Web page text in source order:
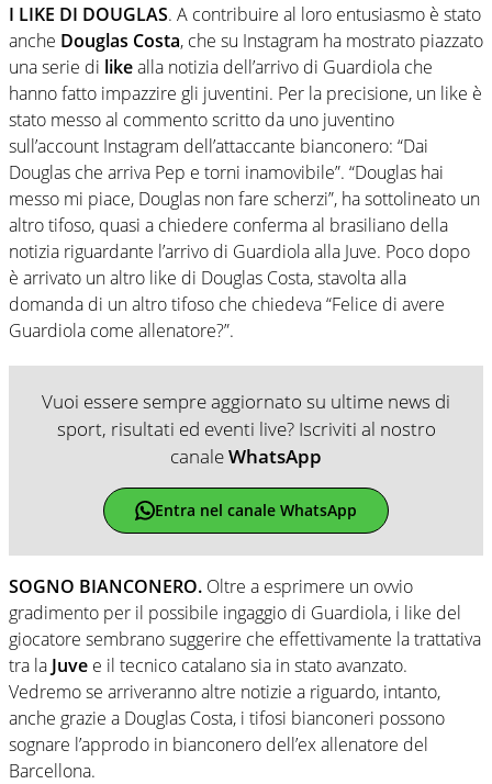
I LIKE DI DOUGLAS. A contribuire al loro entusiasmo è stato
anche Douglas Costa, che su Instagram ha mostrato piazzato
una serie di likealla notizia dell’arrivo di Guardiola che
hanno fatto impazzire gli juventini. Per la precisione, un like è
stato messo al commento scritto da uno juventino
sull’account Instagram dell’attaccante bianconero: “Dai
Douglas che arriva Pep e torni inamovibile”. “Douglas hai
messo mi piace, Douglas non fare scherzi”, ha sottolineato un
altro tifoso, quasi a chiedere conferma al brasiliano della
notizia riguardante l’arrivo di Guardiola alla Juve. Poco dopo
è arrivato un altro like di Douglas Costa, stavolta alla
domanda di un altro tifoso che chiedeva “Felice di avere
Guardiola come allenatore?”.
Vuoi essere sempre aggiornato su ultime news di
sport, risultati ed eventi live? Iscriviti al nostro
canaleWhatsApp
Entra nel canale WhatsApp
SOGNO BIANCONERO. Oltre a esprimere un ovvio
gradimento per il possibile ingaggio di Guardiola, i like del
giocatore sembrano suggerire che effettivamente la trattativa
tra la Juve e il tecnico catalano sia in stato avanzato.
Vedremo se arriveranno altre notizie a riguardo, intanto,
anche grazie a Douglas Costa, i tifosi bianconeri possono
sognare l’approdo in bianconero dell’ex allenatore del
Barcellona.